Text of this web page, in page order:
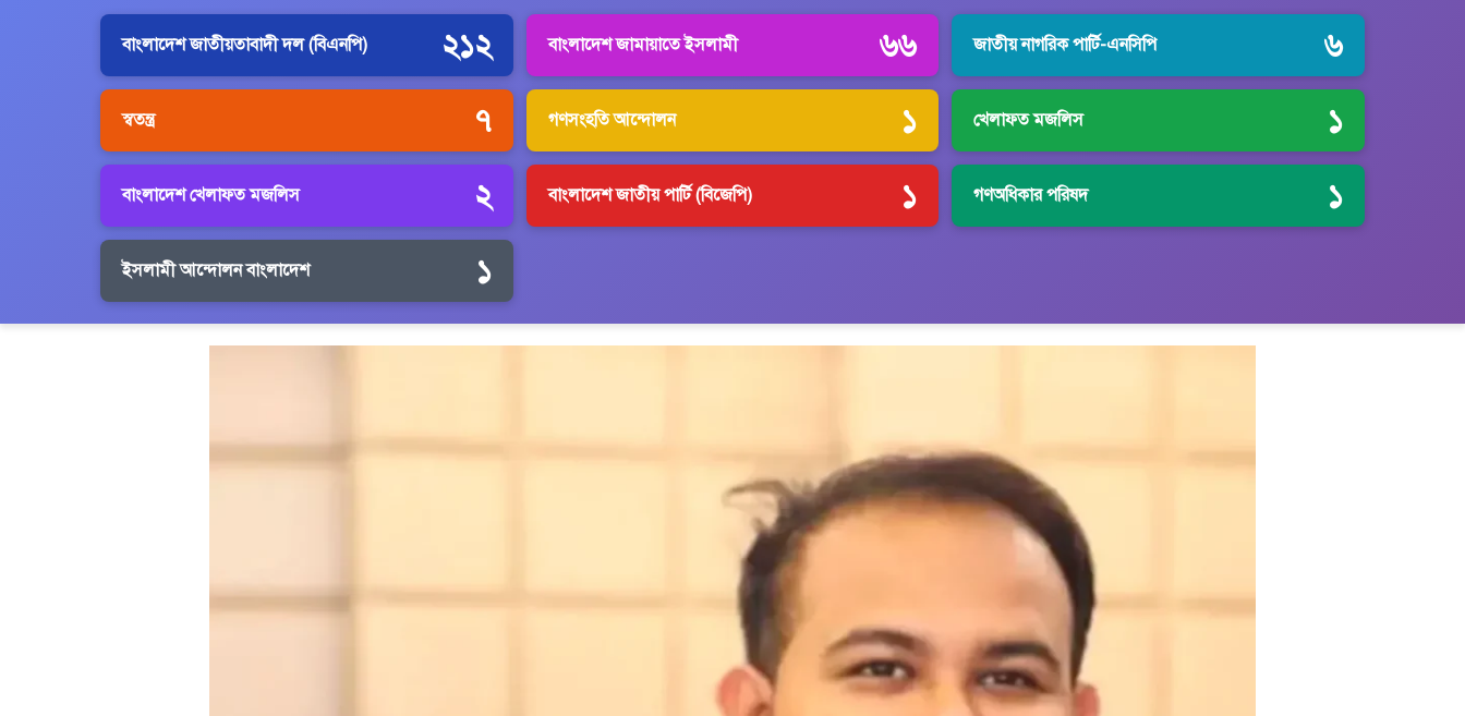
বাংলাদেশ জাতীয়তাবাদী দল (বিএনপি) ২১২ বাংলাদেশ জামায়াতে ইসলামী ৬৬ জাতীয় নাগরিক পার্টি-এনসিপি ৬
স্বতন্ত্র ৭ গণসংহতি আন্দোলন ১ খেলাফত মজলিস ১
বাংলাদেশ খেলাফত মজলিস ২ বাংলাদেশ জাতীয় পার্টি (বিজেপি) ১ গণঅধিকার পরিষদ ১
ইসলামী আন্দোলন বাংলাদেশ ১